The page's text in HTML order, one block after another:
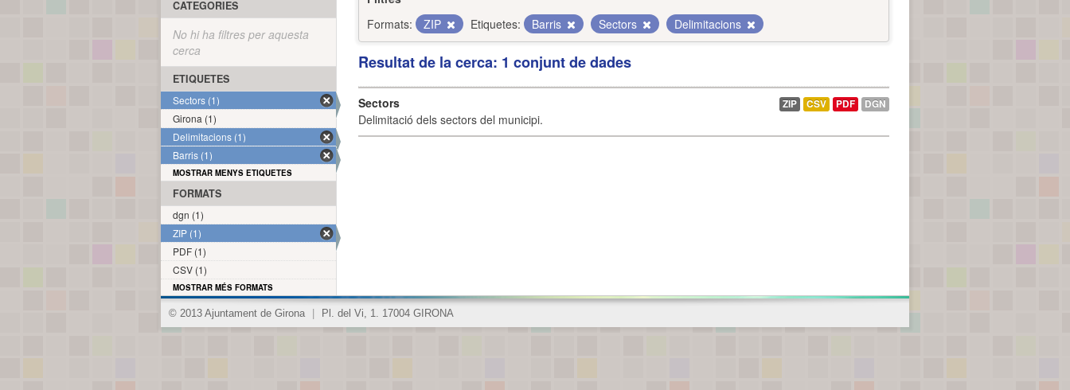
Formats:
ZIP Etiquetes: Barris Sectors Delimitacions
Resultat de la cerca: 1 conjunt de dades
Sectors
Delimitació dels sectors del municipi.
ZIP CSV PDF DGN
CATEGORIES
No hi ha filtres per aquesta
cerca
ETIQUETES
Sectors (1)
Girona (1)
Delimitacions (1)
Barris (1)
MOSTRAR MENYS ETIQUETES
FORMATS
dgn (1)
ZIP (1)
PDF (1)
CSV (1)
MOSTRAR MÉS FORMATS
© 2013 Ajuntament de Girona Pl. del Vi, 1. 17004 GIRONA